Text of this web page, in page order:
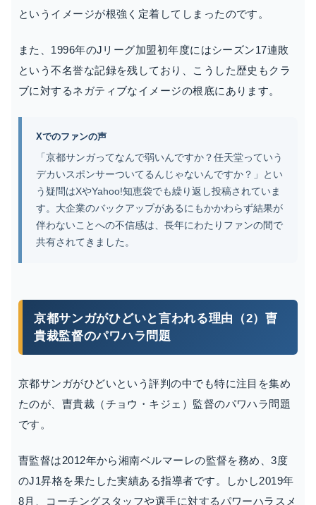
というイメージが根強く定着してしまったのです。
また、1996年のJリーグ加盟初年度にはシーズン17連敗
という不名誉な記録を残しており、こうした歴史もクラ
ブに対するネガティブなイメージの根底にあります。
Xでのファンの声
「京都サンガってなんで弱いんですか？任天堂っていう
デカいスポンサーついてるんじゃないんですか？」とい
う疑問はXやYahoo!知恵袋でも繰り返し投稿されていま
す。大企業のバックアップがあるにもかかわらず結果が
伴わないことへの不信感は、長年にわたりファンの間で
共有されてきました。
京都サンガがひどいと言われる理由（2）曺
貴裁監督のパワハラ問題
京都サンガがひどいという評判の中でも特に注目を集め
たのが、曺貴裁（チョウ・キジェ）監督のパワハラ問題
です。
曺監督は2012年から湘南ベルマーレの監督を務め、3度
のJ1昇格を果たした実績ある指導者です。しかし2019年
8月、コーチングスタッフや選手に対するパワーハラスメ